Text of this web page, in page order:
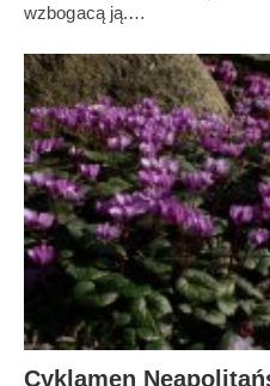
wzbogacą ją.…
Cyklamen